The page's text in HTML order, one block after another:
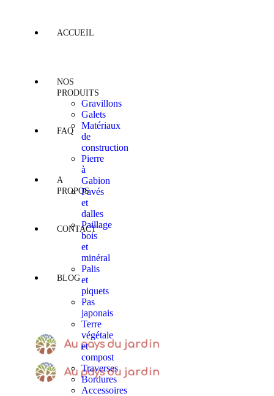
ACCUEIL
NOS
PRODUITS
Gravillons
Galets
Matériaux
de
construction
Pierre
à
Gabion
Pavés
et
dalles
Paillage
bois
et
minéral
Palis
et
piquets
Pas
japonais
Terre
végétale
et
compost
Traverses
Bordures
Accessoires
FAQ
A
PROPOS
CONTACT
BLOG